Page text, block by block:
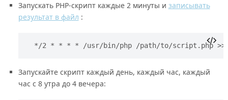
Запускать PHP-скрипт каждые 2 минуты и записывать
результат в файл :
*/2 * * * * /usr/bin/php /path/to/script.php
Запускайте скрипт каждый день, каждый час, каждый
час с 8 утра до 4 вечера: